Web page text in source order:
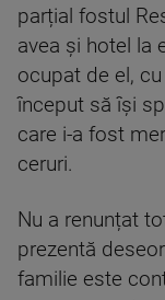
parțial fostul
avea și hotel la
ocupat de el,
început să își
care i-a fost
ceruri.
Nu a renunțat
prezentă
familie este